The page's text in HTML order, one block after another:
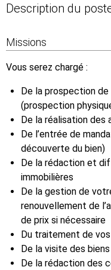
Description du
Missions
Vous serez chargé :
De la prospection de
(prospection
De la réalisation des
De l’entrée de
découverte du bien)
De la rédaction et
immobilières
De la gestion de
renouvellement de
de prix si nécessaire
Du traitement de
De la visite des
De la rédaction des